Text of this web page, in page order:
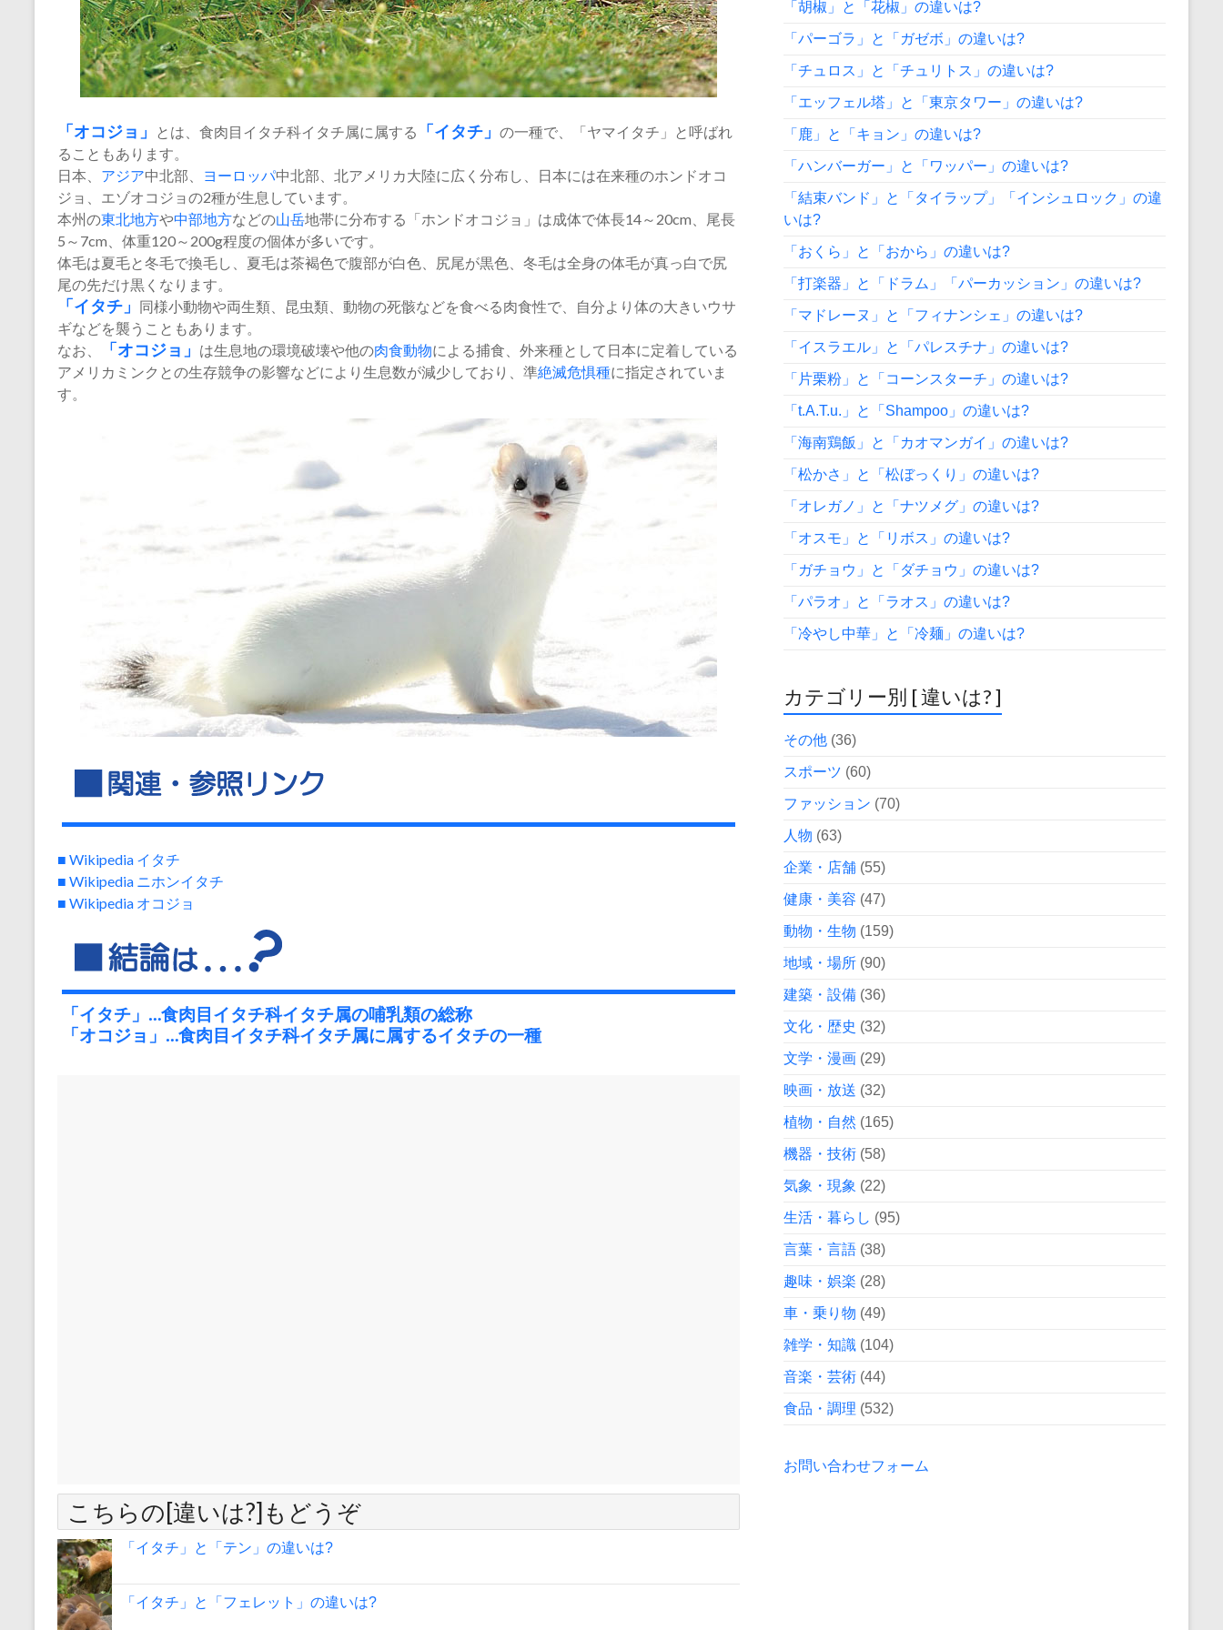
「 オコジョ 」 とは、食肉目イタチ科イタチ属に属する 「イタチ」 の一種で、「ヤマイタチ」と呼ばれ
ることもあります。
日本、 アジア中北部、 ヨーロッパ中北部、北アメリカ大陸に広く分布し、日本には在来種のホンドオコ
ジョ、エゾオコジョの2種が生息しています。
本州の東北地方や中部地方などの山岳地帯に分布する「ホンドオコジョ」は成体で体長14～20cm、尾長
5～7cm、体重120～200g程度の個体が多いです。
体毛は夏毛と冬毛で換毛し、夏毛は茶褐色で腹部が白色、尻尾が黒色、冬毛は全身の体毛が真っ白で尻
尾の先だけ黒くなります。
「イタチ」 同様小動物や両生類、昆虫類、動物の死骸などを食べる肉食性で、自分より体の大きいウサ
ギなどを襲うこともあります。
なお、
「オコジョ」 は生息地の環境破壊や他の肉食動物による捕食、外来種として日本に定着している
アメリカミンクとの生存競争の影響などにより生息数が減少しており、準絶滅危惧種に指定されていま
す。
■ Wikipedia イタチ
■ Wikipedia ニホンイタチ
■ Wikipedia オコジョ
「イタチ」…食肉目イタチ科イタチ属の哺乳類の総称
「オコジョ」…食肉目イタチ科イタチ属に属するイタチの一種
こちらの[違いは?]もどうぞ
「イタチ」と「テン」の違いは?
「イタチ」と「フェレット」の違いは?
「胡椒」と「花椒」の違いは?
「パーゴラ」と「ガゼボ」の違いは?
「チュロス」と「チュリトス」の違いは?
「エッフェル塔」と「東京タワー」の違いは?
「鹿」と「キョン」の違いは?
「ハンバーガー」と「ワッパー」の違いは?
「結束バンド」と「タイラップ」「インシュロック」の違
いは?
「おくら」と「おから」の違いは?
「打楽器」と「ドラム」「パーカッション」の違いは?
「マドレーヌ」と「フィナンシェ」の違いは?
「イスラエル」と「パレスチナ」の違いは?
「片栗粉」と「コーンスターチ」の違いは?
「t.A.T.u.」と「Shampoo」の違いは?
「海南鶏飯」と「カオマンガイ」の違いは?
「松かさ」と「松ぼっくり」の違いは?
「オレガノ」と「ナツメグ」の違いは?
「オスモ」と「リボス」の違いは?
「ガチョウ」と「ダチョウ」の違いは?
「パラオ」と「ラオス」の違いは?
「冷やし中華」と「冷麺」の違いは?
カテゴリー別 [ 違いは? ]
その他 (36)
スポーツ (60)
ファッション (70)
人物 (63)
企業・店舗 (55)
健康・美容 (47)
動物・生物 (159)
地域・場所 (90)
建築・設備 (36)
文化・歴史 (32)
文学・漫画 (29)
映画・放送 (32)
植物・自然 (165)
機器・技術 (58)
気象・現象 (22)
生活・暮らし (95)
言葉・言語 (38)
趣味・娯楽 (28)
車・乗り物 (49)
雑学・知識 (104)
音楽・芸術 (44)
食品・調理 (532)
お問い合わせフォーム